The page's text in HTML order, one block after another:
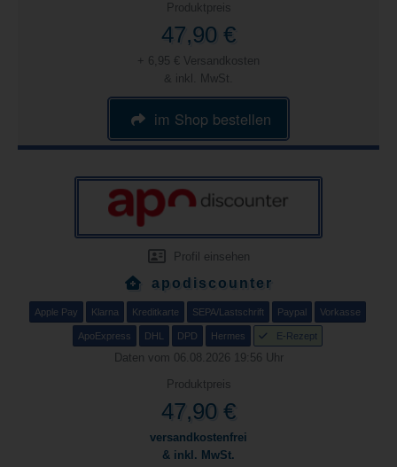
Produktpreis
47,90 €
+ 6,95 € Versandkosten
& inkl. MwSt.
im Shop bestellen
Profil einsehen
apodiscounter
Apple Pay Klarna Kreditkarte SEPA/Lastschrift Paypal Vorkasse
ApoExpress DHL DPD Hermes E-Rezept
Daten vom 06.08.2026 19:56 Uhr
Produktpreis
47,90 €
versandkostenfrei
& inkl. MwSt.